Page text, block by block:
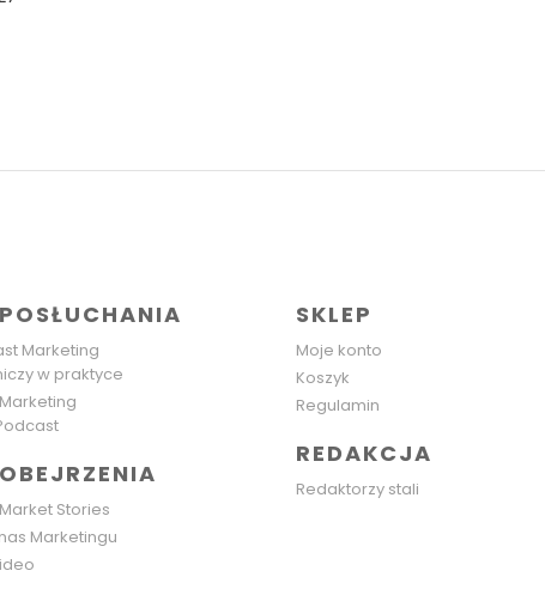
Marketing
w praktyce
Stories
Marketingu
SKLEP
Moje konto
Koszyk
Regulamin
REDAKCJA
Redaktorzy stali